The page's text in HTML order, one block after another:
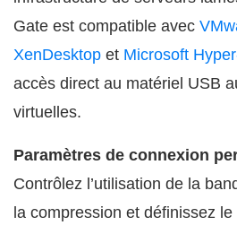
Gate est compatible avec
XenDesktop et Microsoft
accès direct au matériel USB
virtuelles.
Paramètres de connexion
Contrôlez l’utilisation de la
la compression et définissez